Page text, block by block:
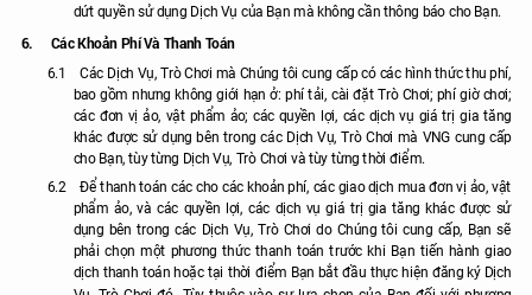
dứt quyền sử dụng Dịch Vụ của Bạn mà không cần thông báo cho Bạn.
6. Các Khoản Phí Và Thanh Toán
6.1
Các Dịch Vụ, Trò Chơi mà Chúng tôi cung cấp có các hình thức thu phí,
bao gồm nhưng không giới hạn ở: phí tải, cài đặt Trò Chơi; phí giờ chơi;
các đơn vị ảo, vật phẩm ảo; các quyền lợi, các dịch vụ giá trị gia tăng
khác được sử dụng bên trong các Dịch Vụ, Trò Chơi mà VNG cung cấp
cho Bạn, tùy từng Dịch Vụ, Trò Chơi và tùy từng thời điểm.
6.2
Để thanh toán các cho các khoản phí, các giao dịch mua đơn vị ảo, vật
phẩm ảo, và các quyền lợi, các dịch vụ giá trị gia tăng khác được sử
dụng bên trong các Dịch Vụ, Trò Chơi do Chúng tôi cung cấp, Bạn sẽ
phải chọn một phương thức thanh toán trước khi Bạn tiến hành giao
dịch thanh toán hoặc tại thời điểm Bạn bắt đầu thực hiện đăng ký Dịch